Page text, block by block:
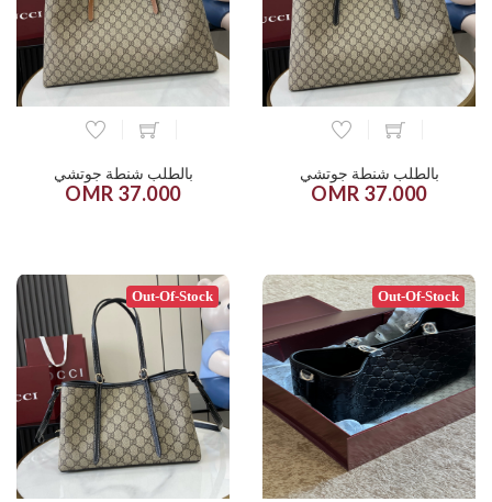
بالطلب شنطة جوتشي
37.000 OMR
بالطلب شنطة جوتشي
37.000 OMR
Out-Of-Stock
Out-Of-Stock